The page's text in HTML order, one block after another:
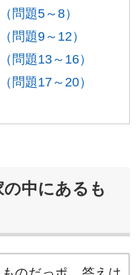
問題5～8）
問題9～12）
問題13～16）
問題17～20）
中にあるも